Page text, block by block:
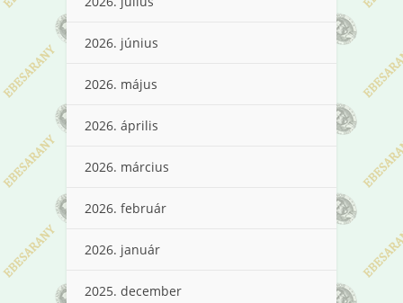
2026. június
2026. május
2026. április
2026. március
2026. február
2026. január
2025. december